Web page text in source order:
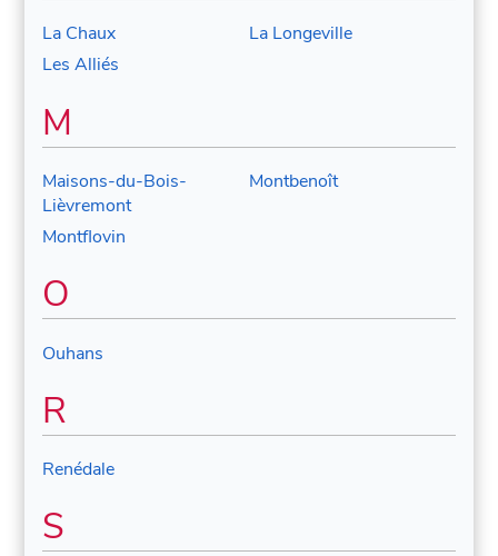
La Chaux
La Longeville
Les Alliés
M
Maisons-du-Bois-
Lièvremont
Montbenoît
Montflovin
O
Ouhans
R
Renédale
S